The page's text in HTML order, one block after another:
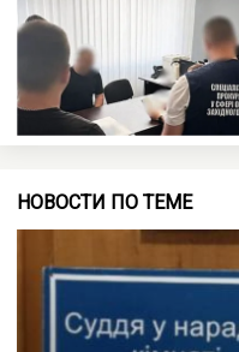
НОВОСТИ ПО ТЕМЕ